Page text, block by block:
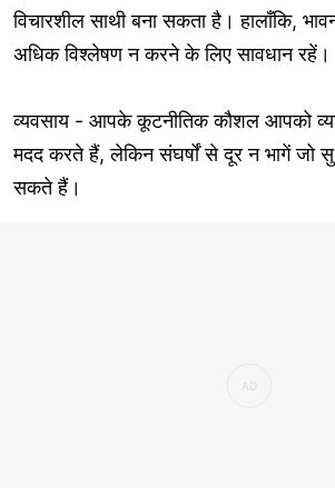
विचारशील साथी बना सकता है। हालाँकि,
अधिक विश्लेषण न करने के लिए सावधान रहें।
व्यवसाय - आपके कूटनीतिक कौशल आपको
मदद करते हैं, लेकिन संघर्षों से दूर न भागें जो
सकते हैं।